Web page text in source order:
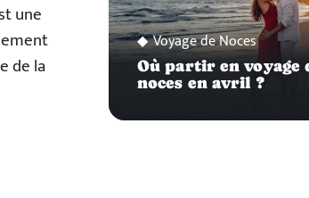
une
de la
Voyage de Noces
Où partir en voyage
noces en avril ?